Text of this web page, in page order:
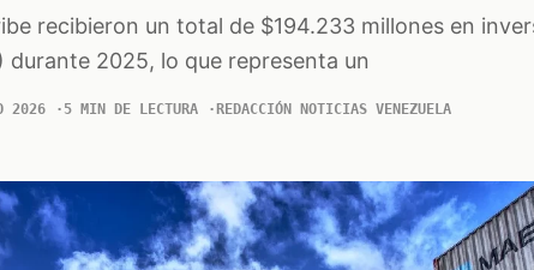
recibieron un total de $194.233 millones en
durante 2025, lo que representa un
2026 5 MIN DE LECTURA REDACCIÓN NOTICIAS VENEZUELA